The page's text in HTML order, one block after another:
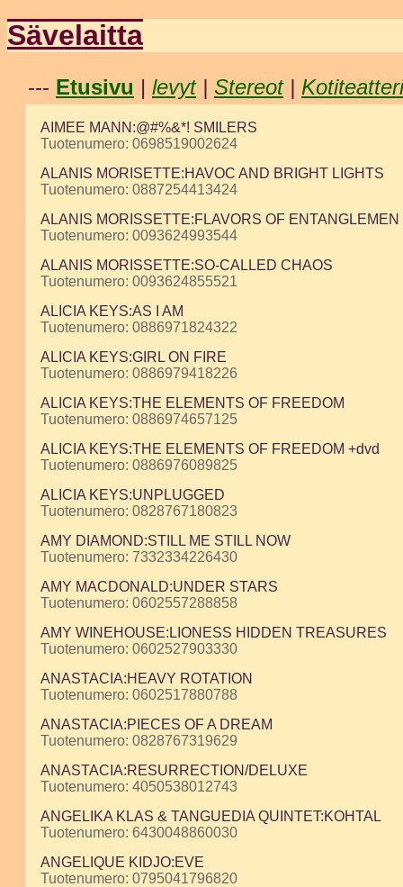
Sävelaitta
--- Etusivu | levyt| Stereot| Kotiteatteri
AIMEE MANN:@#%&*! SMILERS
Tuotenumero: 0698519002624
ALANIS MORISETTE:HAVOC AND BRIGHT LIGHTS
Tuotenumero: 0887254413424
ALANIS MORISSETTE:FLAVORS OF ENTANGLEMEN
Tuotenumero: 0093624993544
ALANIS MORISSETTE:SO-CALLED CHAOS
Tuotenumero: 0093624855521
ALICIA KEYS:AS I AM
Tuotenumero: 0886971824322
ALICIA KEYS:GIRL ON FIRE
Tuotenumero: 0886979418226
ALICIA KEYS:THE ELEMENTS OF FREEDOM
Tuotenumero: 0886974657125
ALICIA KEYS:THE ELEMENTS OF FREEDOM +dvd
Tuotenumero: 0886976089825
ALICIA KEYS:UNPLUGGED
Tuotenumero: 0828767180823
AMY DIAMOND:STILL ME STILL NOW
Tuotenumero: 7332334226430
AMY MACDONALD:UNDER STARS
Tuotenumero: 0602557288858
AMY WINEHOUSE:LIONESS HIDDEN TREASURES
Tuotenumero: 0602527903330
ANASTACIA:HEAVY ROTATION
Tuotenumero: 0602517880788
ANASTACIA:PIECES OF A DREAM
Tuotenumero: 0828767319629
ANASTACIA:RESURRECTION/DELUXE
Tuotenumero: 4050538012743
ANGELIKA KLAS & TANGUEDIA QUINTET:KOHTAL
Tuotenumero: 6430048860030
ANGELIQUE KIDJO:EVE
Tuotenumero: 0795041796820